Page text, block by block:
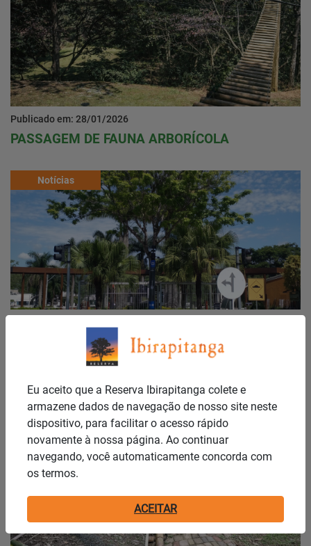
Publicado em: 28/01/2026
PASSAGEM DE FAUNA ARBORÍCOLA
Notícias
MAIS SEGURANÇA PARA O NOSSO
RESIDENCIAL!
Notícias
Eu aceito que a Reserva Ibirapitanga colete e
armazene dados de navegação de nosso site neste
dispositivo, para facilitar o acesso rápido
novamente à nossa página. Ao continuar
navegando, você automaticamente concorda com
os termos.
ACEITAR